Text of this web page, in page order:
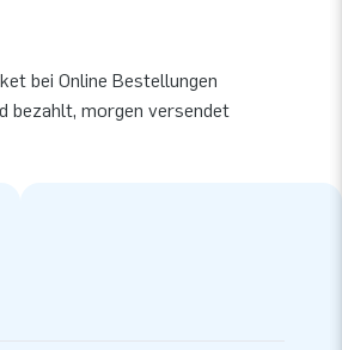
bei Online Bestellungen
bezahlt, morgen versendet